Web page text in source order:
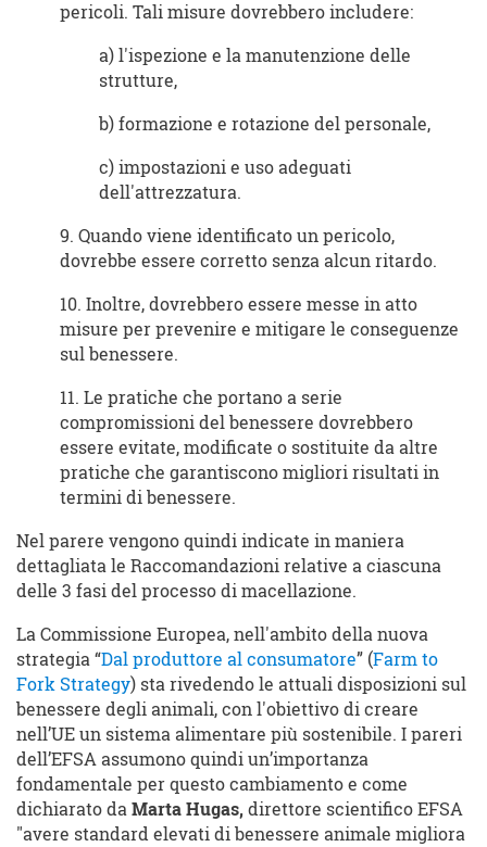
pericoli. Tali misure dovrebbero includere:
a) l'ispezione e la manutenzione delle
strutture,
b) formazione e rotazione del personale,
c) impostazioni e uso adeguati
dell'attrezzatura.
9. Quando viene identificato un pericolo,
dovrebbe essere corretto senza alcun ritardo.
10. Inoltre, dovrebbero essere messe in atto
misure per prevenire e mitigare le conseguenze
sul benessere.
11. Le pratiche che portano a serie
compromissioni del benessere dovrebbero
essere evitate, modificate o sostituite da altre
pratiche che garantiscono migliori risultati in
termini di benessere.
Nel parere vengono quindi indicate in maniera
dettagliata le Raccomandazioni relative a ciascuna
delle 3 fasi del processo di macellazione.
La Commissione Europea, nell'ambito della nuova
strategia “Dal produttore al consumatore” (Farm to
Fork Strategy) sta rivedendo le attuali disposizioni sul
benessere degli animali, con l'obiettivo di creare
nell’UE un sistema alimentare più sostenibile. I pareri
dell’EFSA assumono quindi un’importanza
fondamentale per questo cambiamento e come
dichiarato da Marta Hugas, direttore scientifico EFSA
"avere standard elevati di benessere animale migliora